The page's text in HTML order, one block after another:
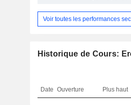
Voir toutes les performances
Historique de Cours:
Date Ouverture Plus haut